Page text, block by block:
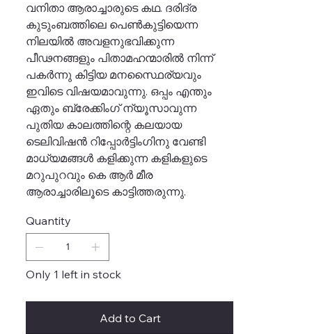
വനിതാ ആരാച്ചാരുടെ കഥ. ദരിദ്ര
കുടുംബത്തിലെ പെണ്‍കുട്ടിയെന്ന
നിലയില്‍ അവളനുഭവിക്കുന്ന
പീഢനങ്ങളും പിതാമഹന്മാരില്‍ നിന്ന്
പകര്‍ന്നു കിട്ടിയ മനസ്ഥൈര്യവും
ഇവിടെ വിഷയമാവുന്നു. ഒപ്പം എന്തും
ഏതും ബ്രേക്കിംഗ് ന്യൂസാവുന്ന
പുതിയ കാലത്തിന്റെ കലയായ
ടെലിവിഷന്‍ റിപ്പോര്‍ട്ടിംഗിനു വേണ്ടി
മാധ്യമങ്ങള്‍ കളിക്കുന്ന കളികളുടെ
മറുപുറവും കെ ആര്‍ മീര
ആരാച്ചാരിലൂടെ കാട്ടിത്തരുന്നു.
Quantity
Only 1 left in stock
Add to Cart